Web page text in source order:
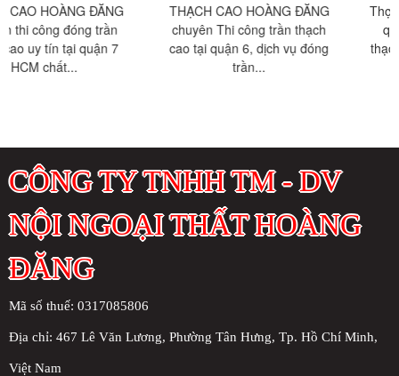
THẠCH CAO HOÀNG ĐĂNG
chuyên Thi công trần thạch
cao tại quận 6, dịch vụ đóng
Thợ đóng trần vách thạch cao
quận 5 TPHCM , thi công
thạch cao: đẹp, phẳng, mịn....
CÔNG TY TNHH TM - DV
NỘI NGOẠI THẤT HOÀNG
ĐĂNG
Mã số thuế: 0317085806
Địa chỉ: 467 Lê Văn Lương, Phường Tân Hưng, Tp. Hồ Chí Minh,
Việt Nam